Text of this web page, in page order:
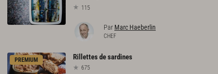
115
Par Marc Haeberlin
CHEF
PREMIUM Rillettesdesardines
675